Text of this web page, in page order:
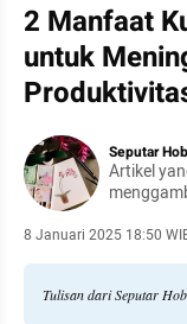
2 Manfaat
untuk
Seputar
Artikel
8 Januari 2025 18:50
Tulisan dari Seputar